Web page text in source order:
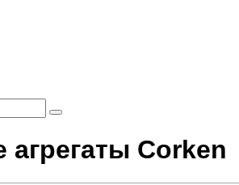
агрегаты Corken